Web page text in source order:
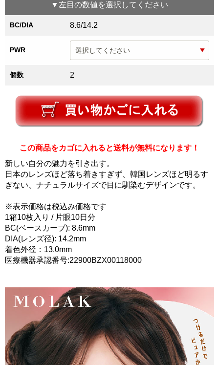
▼ 左目 の数値を選択してください
BC/DIA 8.6/14.2
PWR
個数 2
この商品をカゴに入れると送料が無料になります！
新しい自分の魅力を引き出す。
日本のレンズほど落ち着きすぎず、韓国レンズほど明るす
ぎない、ナチュラルサイズで目に馴染むデザインです。
※表示価格は税込み価格です
1箱10枚入り / 片眼10日分
BC(ベースカーブ): 8.6mm
DIA(レンズ径): 14.2mm
着色外径：13.0mm
医療機器承認番号:22900BZX00118000